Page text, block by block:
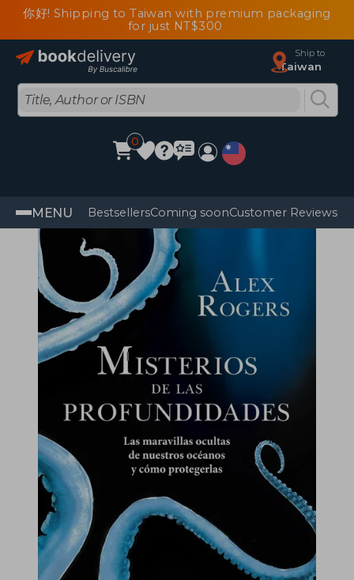
你好! Shipping to Taiwan with premium packaging
for just NT$300
Ship to
Taiwan
0
MENU BestsellersComing soonCustomer Reviews